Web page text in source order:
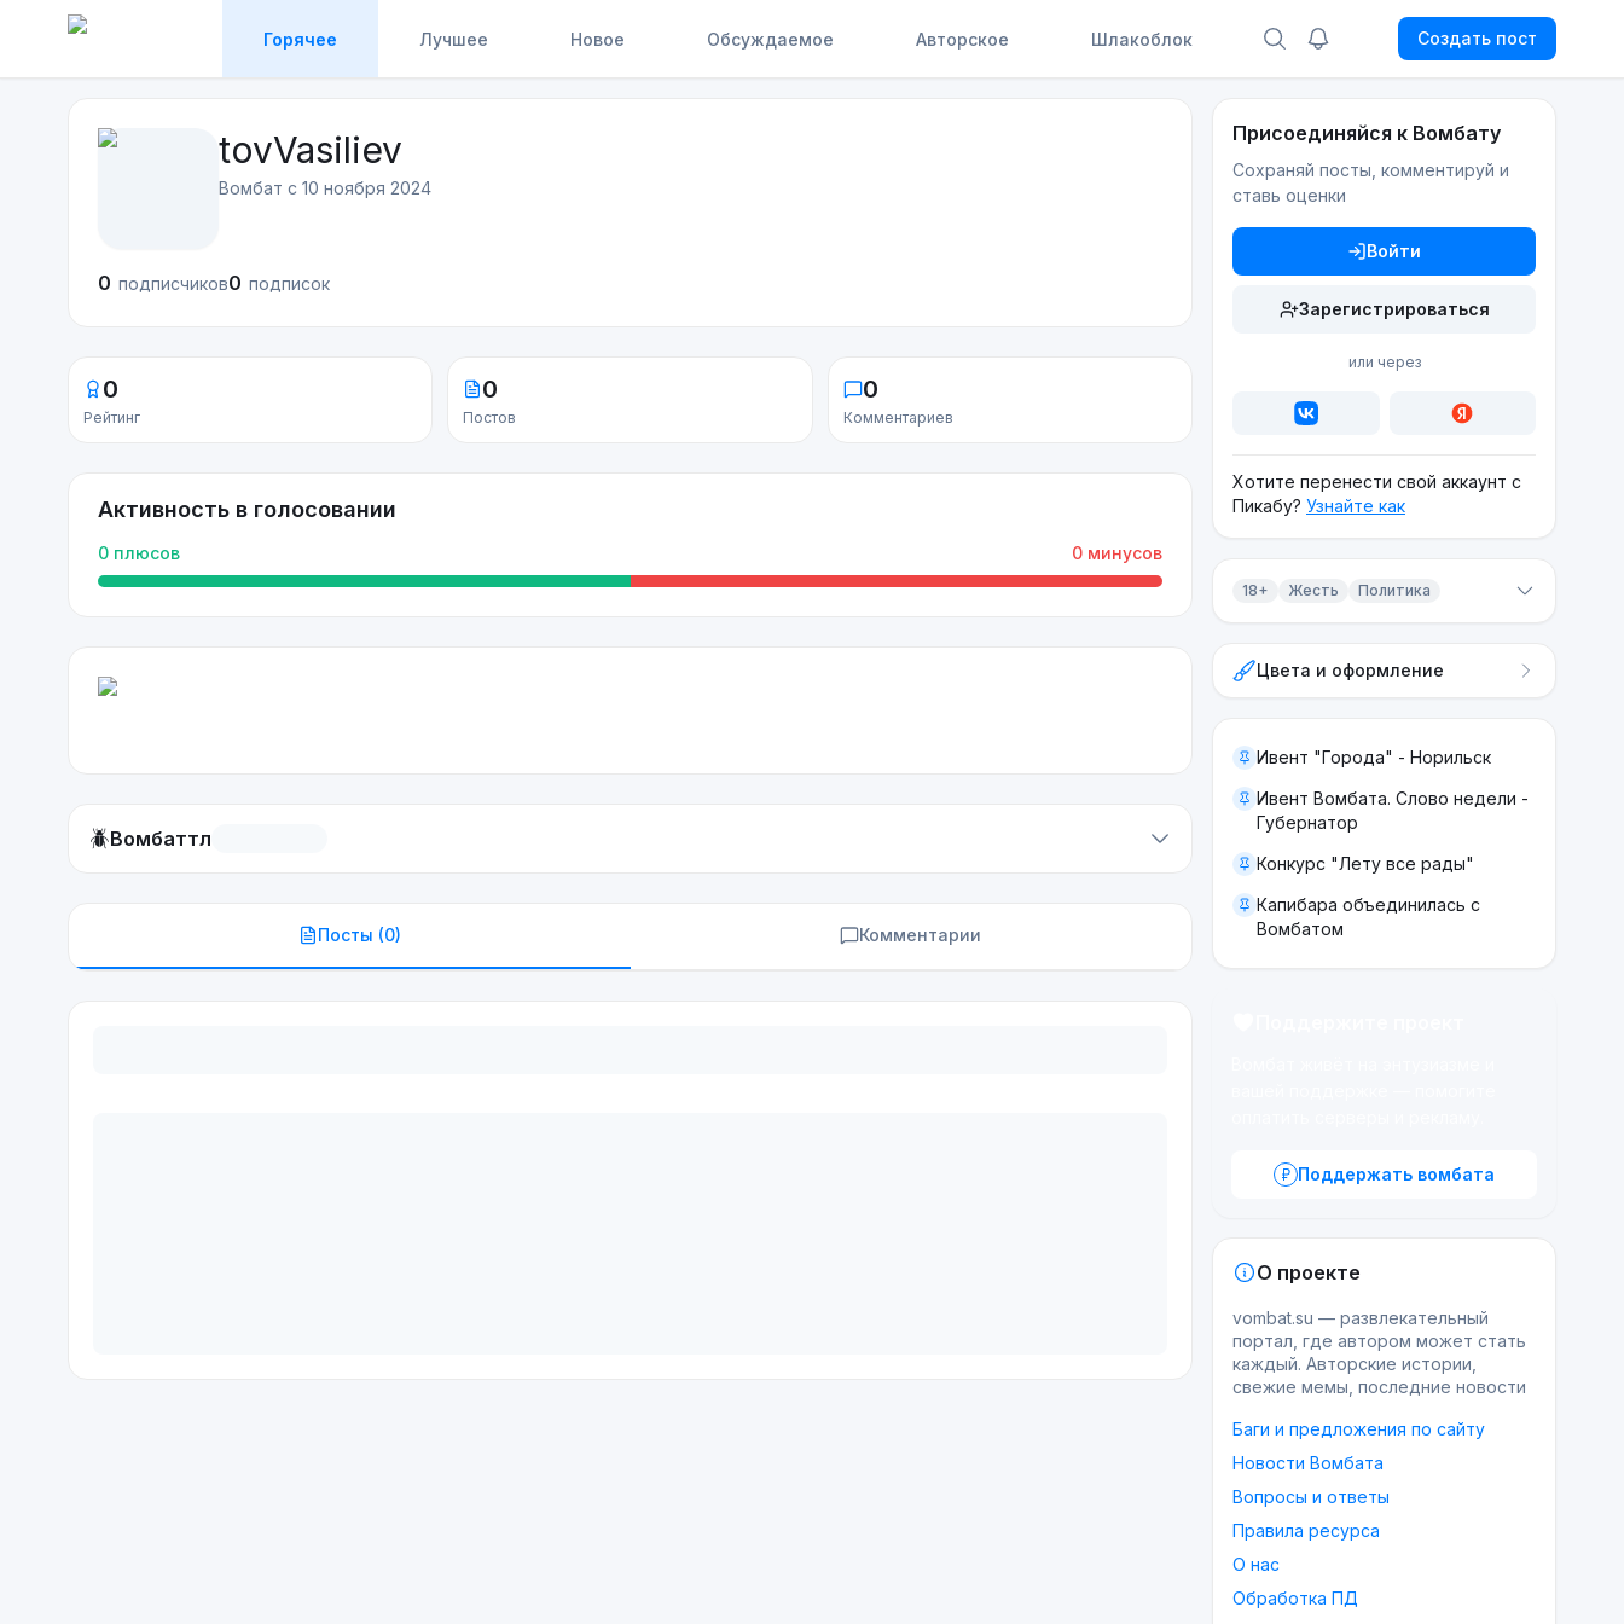
Горячее Лучшее Новое Обсуждаемое Авторское Шлакоблок Создать пост
tovVasiliev
Вомбат с 10 ноября 2024
0 подписчиков0 подписок
0
Рейтинг
0
Постов
0
Комментариев
Активность в голосовании
0 плюсов 0 минусов
🪲Вомбаттл
Посты (0) Комментарии
Присоединяйся к Вомбату
Сохраняй посты, комментируй и
ставь оценки
Войти
Зарегистрироваться
или через
Хотите перенести свой аккаунт с
Пикабу? Узнайте как
18+ Жесть Политика
ЖестьЦвета и оформление
Ивент "Города" - Норильск
Ивент Вомбата. Слово недели -
Губернатор
Конкурс "Лету все рады"
Капибара объединилась с
Вомбатом
Поддержать вомбата
О проекте
vombat.su — развлекательный
портал, где автором может стать
каждый. Авторские истории,
свежие мемы, последние новости
Баги и предложения по сайту
Новости Вомбата
Вопросы и ответы
Правила ресурса
О нас
Обработка ПД